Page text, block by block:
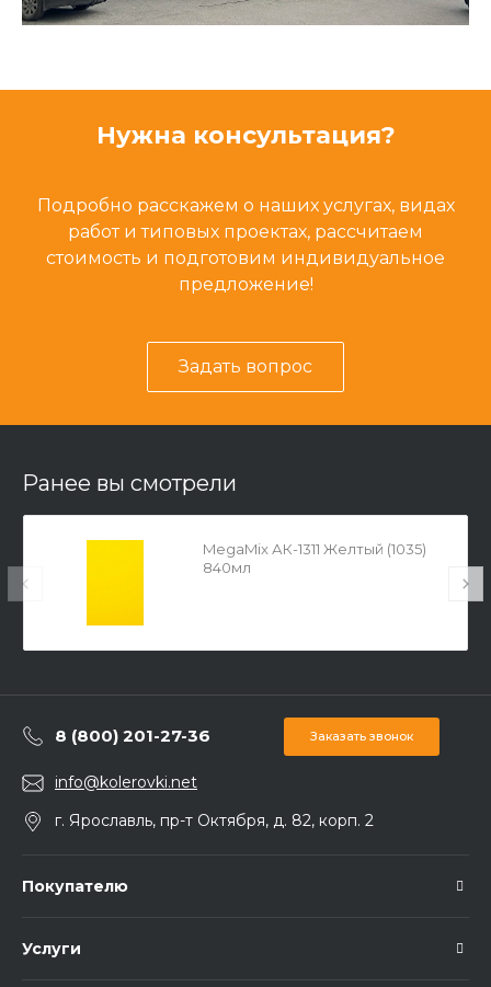
Нужна консультация?
Подробно расскажем о наших услугах, видах
работ и типовых проектах, рассчитаем
стоимость и подготовим индивидуальное
предложение!
Задать вопрос
Ранее вы смотрели
MegaMix АК-1311 Желтый (1035)
840мл
8 (800) 201-27-36 Заказать звонок
info@kolerovki.net
г. Ярославль, пр-т Октября, д. 82, корп. 2
Покупателю
Услуги